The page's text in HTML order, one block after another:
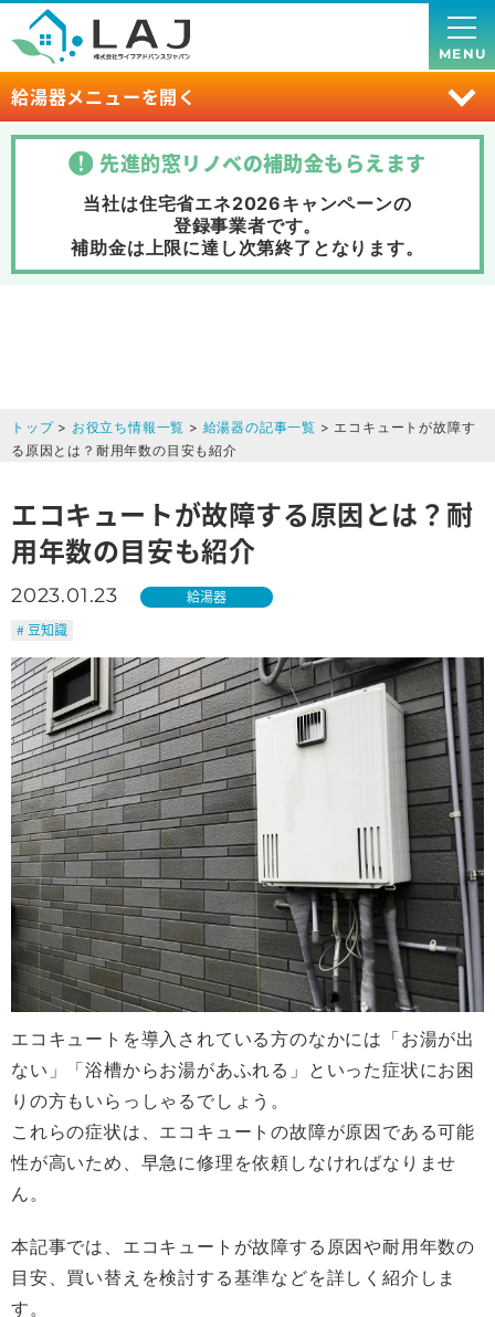
給湯器メニューを開く
MENU
先進的窓リノベの補助金もらえます
当社は住宅省エネ2026キャンペーンの
登録事業者です。
補助金は上限に達し次第終了 となります。
トップ> お役立ち情報一覧 > 給湯器の記事一覧 > エコキュートが故障す
る原因とは？耐用年数の目安も紹介
エコキュートが故障する原因とは？耐
用年数の目安も紹介
2023.01.23
給湯器
# 豆知識
エコキュートを導入されている方のなかには「お湯が出
ない」「浴槽からお湯があふれる」といった症状にお困
りの方もいらっしゃるでしょう。
これらの症状は、エコキュートの故障が原因である可能
性が高いため、早急に修理を依頼しなければなりませ
ん。
本記事では、エコキュートが故障する原因や耐用年数の
目安、買い替えを検討する基準などを詳しく紹介しま
す。